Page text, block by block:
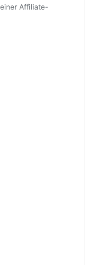
Affiliate-